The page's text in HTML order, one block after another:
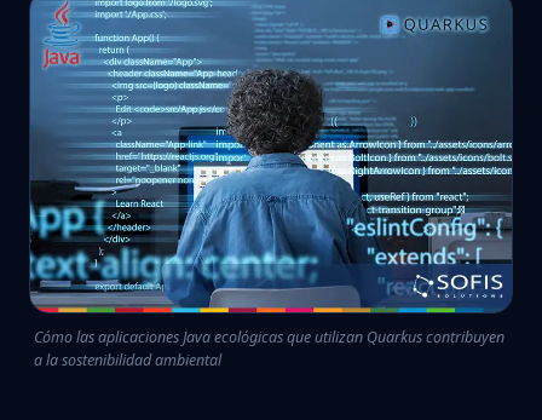
Cómo las aplicaciones Java ecológicas que utilizan Quarkus contribuyen
a la sostenibilidad ambiental